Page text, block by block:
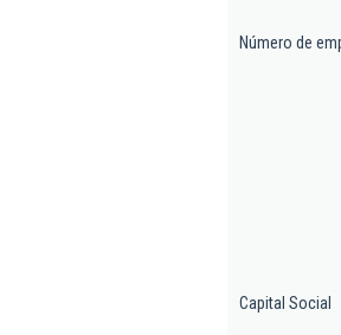
Número de
Capital Social